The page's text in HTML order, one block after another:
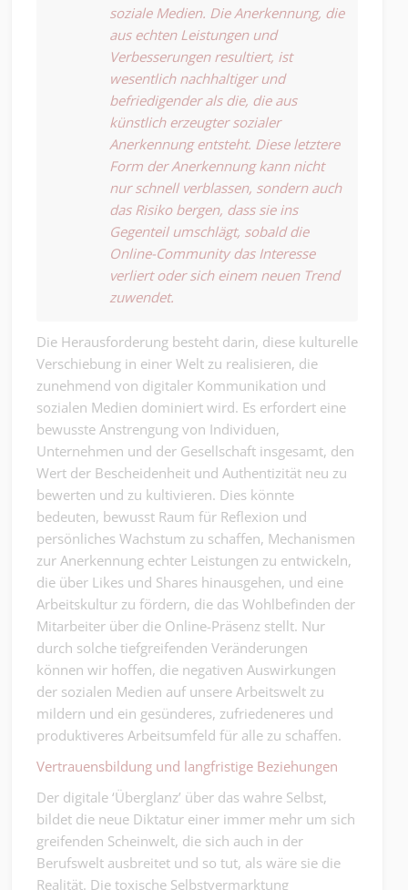
soziale Medien. Die Anerkennung, die
aus echten Leistungen und
Verbesserungen resultiert, ist
wesentlich nachhaltiger und
befriedigender als die, die aus
künstlich erzeugter sozialer
Anerkennung entsteht. Diese letztere
Form der Anerkennung kann nicht
nur schnell verblassen, sondern auch
das Risiko bergen, dass sie ins
Gegenteil umschlägt, sobald die
Online-Community das Interesse
verliert oder sich einem neuen Trend
zuwendet.
Die Herausforderung besteht darin, diese kulturelle
Verschiebung in einer Welt zu realisieren, die
zunehmend von digitaler Kommunikation und
sozialen Medien dominiert wird. Es erfordert eine
bewusste Anstrengung von Individuen,
Unternehmen und der Gesellschaft insgesamt, den
Wert der Bescheidenheit und Authentizität neu zu
bewerten und zu kultivieren. Dies könnte
bedeuten, bewusst Raum für Reflexion und
persönliches Wachstum zu schaffen, Mechanismen
zur Anerkennung echter Leistungen zu entwickeln,
die über Likes und Shares hinausgehen, und eine
Arbeitskultur zu fördern, die das Wohlbefinden der
Mitarbeiter über die Online-Präsenz stellt. Nur
durch solche tiefgreifenden Veränderungen
können wir hoffen, die negativen Auswirkungen
der sozialen Medien auf unsere Arbeitswelt zu
mildern und ein gesünderes, zufriedeneres und
produktiveres Arbeitsumfeld für alle zu schaffen.
Vertrauensbildung und langfristige Beziehungen
Der digitale ‘Überglanz’ über das wahre Selbst,
bildet die neue Diktatur einer immer mehr um sich
greifenden Scheinwelt, die sich auch in der
Berufswelt ausbreitet und so tut, als wäre sie die
Realität. Die toxische Selbstvermarktung